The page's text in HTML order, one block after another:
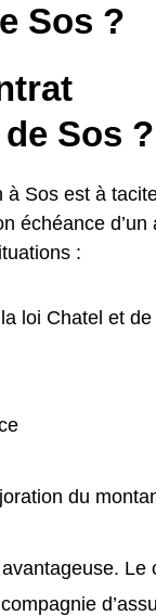
Sos ?
Sos ?
à Sos est à
échéance d’un
:
loi Chatel et de
du
Le